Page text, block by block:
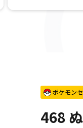
ポケモン
468